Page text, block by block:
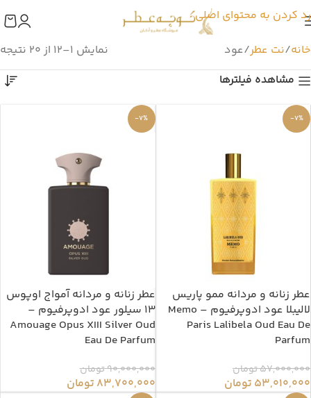
رد کردن به محتوای اصلی
خانه نت عطر عود
نمایش 1–12 از 20 نتیجه
مشاهده فیلترها
-7%
عطر زنانه و مردانه ممو پاریس
لالیبلا عود ادوپرفیوم – Memo
Paris Lalibela Oud Eau De
Parfum
57,000,000تومان
53,010,000 تومان
-7%
عطر زنانه و مردانه آمواج اوپوس
13 سیلور عود ادوپرفیوم –
Amouage Opus XIII Silver Oud
Eau De Parfum
90,000,000تومان
83,700,000 تومان